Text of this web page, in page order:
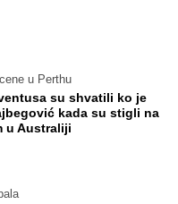
u Perthu
su shvatili ko je
kada su stigli na
u Australiji